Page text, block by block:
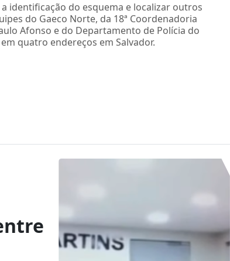
identificação do esquema e localizar outros
do Gaeco Norte, da 18ª Coordenadoria
Afonso e do Departamento de Polícia do
quatro endereços em Salvador.